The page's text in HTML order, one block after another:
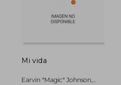
Mi vida
Earvin "Magic" Johnson,